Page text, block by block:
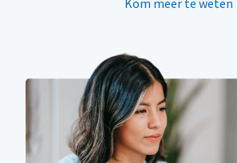
Kom meer te weten